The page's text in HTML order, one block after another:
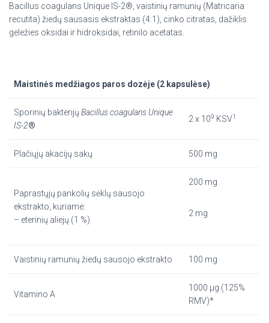
Bacillus coagulans Unique IS-2®, vaistinių ramunių (Matricaria
recutita) žiedų sausasis ekstraktas (4:1), cinko citratas, dažiklis
geležies oksidai ir hidroksidai, retinilo acetatas.
Maistinės medžiagos paros dozėje (2 kapsulėse)
Sporinių bakterijų Bacillus coagulans Unique
IS-2®
2 x 109 KSV1
Plačiųjų akacijų sakų 500 mg
Paprastųjų pankolių sėklų sausojo
ekstrakto, kuriame:
– eterinių aliejų (1 %)
200 mg
2 mg
Vaistinių ramunių žiedų sausojo ekstrakto 100 mg
Vitamino A
1000 µg (125%
RMV)*